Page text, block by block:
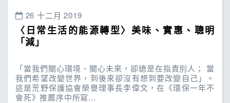
26 十二月 2019
〈日常生活的能源轉型〉美味、實惠、聰明
「減」
「當我們關心環境、關心未來，卻總是在指責別人； 當
我們希望改變世界，到後來卻沒有想到要改變自己」。
這是荒野保護協會榮譽理事長李偉文，在《環保一年不
會死》推薦序中所寫...